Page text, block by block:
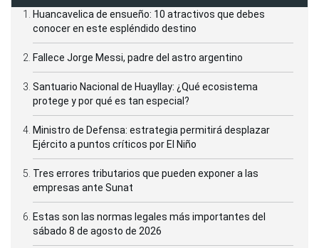
Huancavelica de ensueño: 10 atractivos que debes
conocer en este espléndido destino
Fallece Jorge Messi, padre del astro argentino
Santuario Nacional de Huayllay: ¿Qué ecosistema
protege y por qué es tan especial?
Ministro de Defensa: estrategia permitirá desplazar
Ejército a puntos críticos por El Niño
Tres errores tributarios que pueden exponer a las
empresas ante Sunat
Estas son las normas legales más importantes del
sábado 8 de agosto de 2026